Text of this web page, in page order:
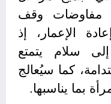
مفاوضات وقف
الإعمار، إذ
سلام يتمتع
كما سيُعالج
بما يناسبها.